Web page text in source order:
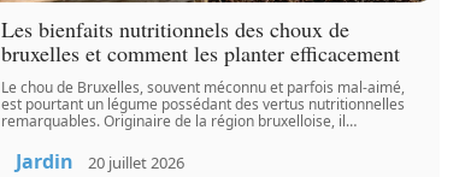
Les bienfaits nutritionnels des choux de
bruxelles et comment les planter efficacement
Le chou de Bruxelles, souvent méconnu et parfois mal-aimé,
est pourtant un légume possédant des vertus nutritionnelles
remarquables. Originaire de la région bruxelloise, il…
Jardin 20 juillet 2026